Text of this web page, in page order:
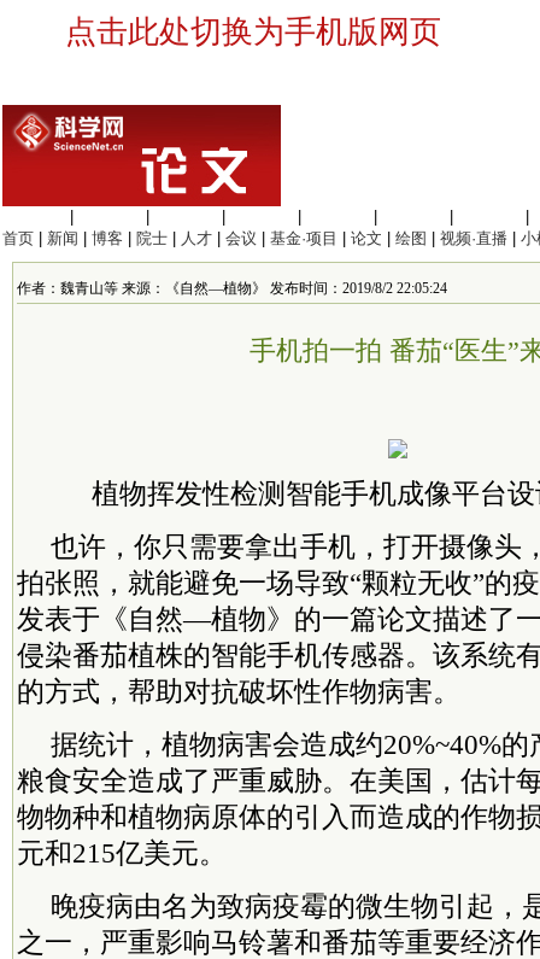
点击此处切换为手机版网页
首页
新闻 博客 院士 人才 会议 基金·项目 论文 绘图 视频·直播 小
作者：魏青山等 来源：《自然—植物》 发布时间：2019/8/2 22:05:24
手机拍一拍 番茄“医生”
植物挥发性检测智能手机成像平台
也许，你只需要拿出手机，打开摄像头
拍张照，就能避免一场导致“颗粒无收”的
发表于《自然—植物》的一篇论文描述了
侵染番茄植株的智能手机传感器。该系统
的方式，帮助对抗破坏性作物病害。
据统计，植物病害会造成约20%~40%
粮食安全造成了严重威胁。在美国，估计
物物种和植物病原体的引入而造成的作物
元和215亿美元。
晚疫病由名为致病疫霉的微生物引起，
之一，严重影响马铃薯和番茄等重要经济